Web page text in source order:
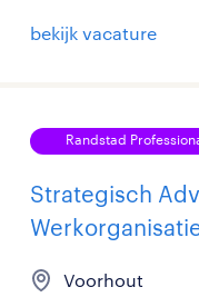
bekijk vacature
Randstad
Strategisch
Voorhout